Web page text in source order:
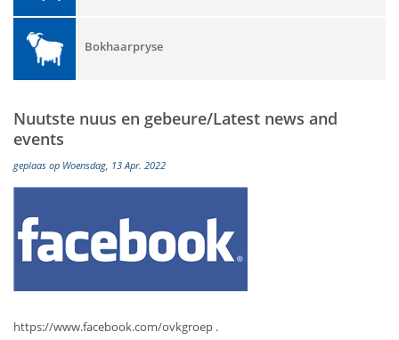
Bokhaarpryse
Nuutste nuus en gebeure/Latest news and
events
geplaas op Woensdag, 13 Apr. 2022
https://www.facebook.com/ovkgroep .